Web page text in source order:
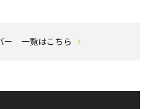
ー 一覧はこちら